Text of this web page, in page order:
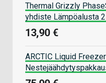
Thermal Grizzly
yhdiste Lämpöalusta
13,90 €
ARCTIC Liquid